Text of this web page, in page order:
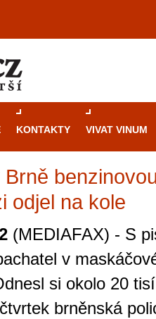
KONTAKTY VIVAT VINUM
odjel na kole
(MEDIAFAX) - S
v
si okolo 20
brněnská
Průvodce
Brně: Od
Brno je
zajímavé
restaurace,
kde si